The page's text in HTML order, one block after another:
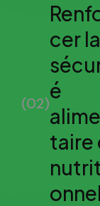
(02)
cer la
é
taire